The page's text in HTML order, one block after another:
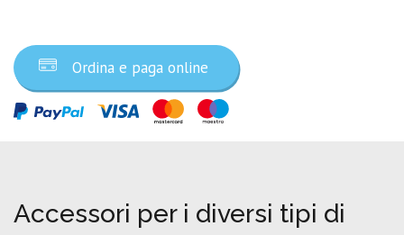
Ordina e paga online
Accessori per i diversi tipi di